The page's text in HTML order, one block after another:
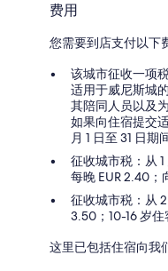
费用
您需要到店支付以下
该城市征收一项
适用于威尼斯城
其陪同人员以及
如果向住宿提交
月 1 日至 31 日期
征收城市税：从 1
每晚 EUR 2.40；
征收城市税：从 2
3.50；10-16 岁住
这里已包括住宿向我